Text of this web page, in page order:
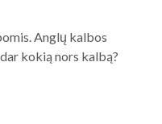
Anglų kalbos
kokią nors kalbą?